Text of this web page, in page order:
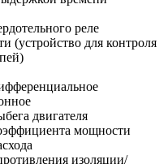
реле
(устройство для контроля
двигателя
мощности
изоляции/